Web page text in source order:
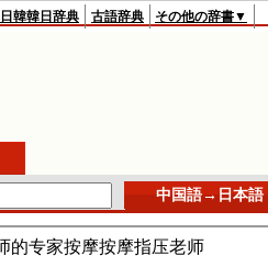
日韓韓日辞典 古語辞典 その他の辞書▼